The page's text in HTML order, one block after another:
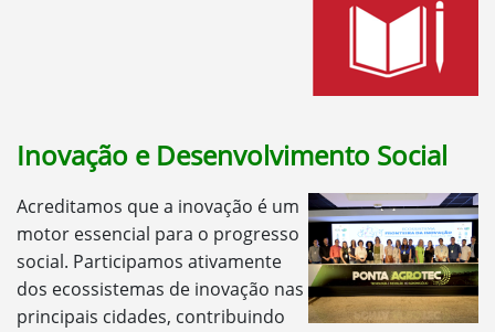
Inovação e Desenvolvimento Social
Acreditamos que a inovação é um
motor essencial para o progresso
social. Participamos ativamente
dos ecossistemas de inovação nas
principais cidades, contribuindo